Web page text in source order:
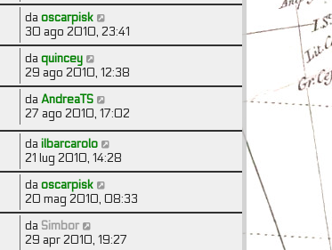
daoscarpisk
30 ago 2010, 23:41
daquincey
29 ago 2010, 12:38
daAndreaTS
27 ago 2010, 17:02
dailbarcarolo
21 lug 2010, 14:28
daoscarpisk
20 mag 2010, 08:33
da Simbor
29 apr 2010, 19:27